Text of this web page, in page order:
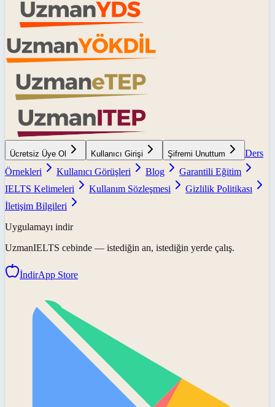
Ücretsiz Üye Ol Kullanıcı Girişi Şifremi Unuttum
Ders
Örnekleri
Kullanıcı Görüşleri Blog
Garantili Eğitim
IELTS Kelimeleri
Kullanım Sözleşmesi
Gizlilik Politikası
İletişim Bilgileri
Uygulamayı indir
UzmanIELTS cebinde — istediğin an, istediğin yerde çalış.
İndirApp Store